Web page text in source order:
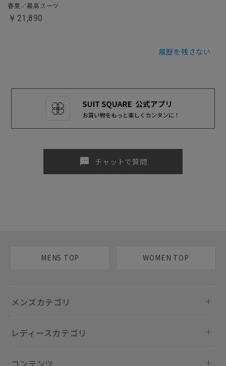
春夏／最高スーツ
￥21,890
履歴を残さない
sms チャットで質問
MENS TOP WOMEN TOP
メンズカテゴリ
レディースカテゴリ
コンテンツ